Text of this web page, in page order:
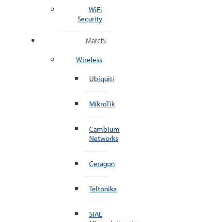
WiFi
Security
Marchi
Wireless
Ubiquiti
MikroTik
Cambium
Networks
Ceragon
Teltonika
SIAE